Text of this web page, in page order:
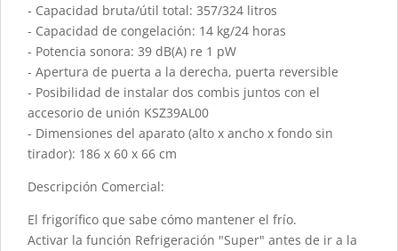
- Capacidad bruta/útil total: 357/324 litros
- Capacidad de congelación: 14 kg/24 horas
- Potencia sonora: 39 dB(A) re 1 pW
- Apertura de puerta a la derecha, puerta reversible
- Posibilidad de instalar dos combis juntos con el
accesorio de unión KSZ39AL00
- Dimensiones del aparato (alto x ancho x fondo sin
tirador): 186 x 60 x 66 cm
Descripción Comercial:
El frigorífico que sabe cómo mantener el frío.
Activar la función Refrigeración "Super" antes de ir a la